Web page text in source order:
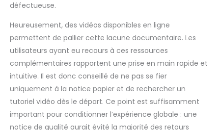
badges. Profitez de la
reproduction
permanente des
attractions
touristiques, de la
nourriture, des
animaux de
compagnie, des
vacances, des
anniversaires, etc. Il
défectueuse.
Heureusement, des vidéos disponibles en ligne
permettent de pallier cette lacune documentaire. Les
utilisateurs ayant eu recours à ces ressources
complémentaires rapportent une prise en main rapide et
intuitive. Il est donc conseillé de ne pas se fier
uniquement à la notice papier et de rechercher un
tutoriel vidéo dès le départ. Ce point est suffisamment
important pour conditionner l’expérience globale : une
notice de qualité aurait évité la majorité des retours